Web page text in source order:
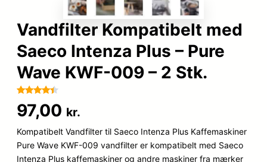
Vandfilter Kompatibelt med
Saeco Intenza Plus – Pure
Wave KWF-009 – 2 Stk.
som4.3
ud af 5
baseret
97,00 kr.
Kompatibelt Vandfilter til Saeco Intenza Plus Kaffemaskiner
Pure Wave KWF-009 vandfilter er kompatibelt med Saeco
Intenza Plus kaffemaskiner og andre maskiner fra mærker